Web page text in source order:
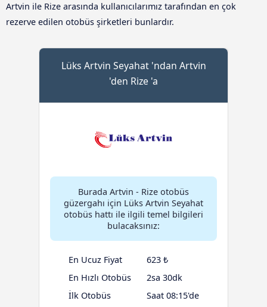
Artvin ile Rize arasında kullanıcılarımız tarafından en çok
rezerve edilen otobüs şirketleri bunlardır.
Lüks Artvin Seyahat 'ndan Artvin
'den Rize 'a
Burada Artvin - Rize otobüs
güzergahı için Lüks Artvin Seyahat
otobüs hattı ile ilgili temel bilgileri
bulacaksınız:
En Ucuz Fiyat
623 ₺
En Hızlı Otobüs
2sa 30dk
İlk Otobüs
Saat 08:15'de